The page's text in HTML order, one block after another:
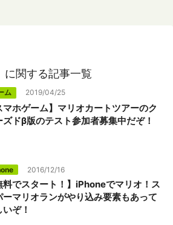
に関する記事一覧
ム 2019/04/25
マホゲーム】マリオカートツアーのク
ズドβ版のテスト参加者募集中だぞ！
2016/12/16
料でスタート！】iPhoneでマリオ！ス
ーマリオランがやり込み要素もあって
ぞ！